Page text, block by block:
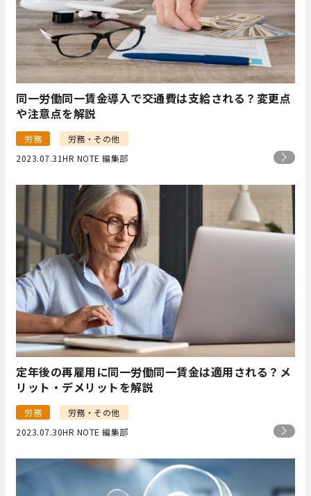
同一労働同一賃金導入で交通費は支給される？変更点
や注意点を解説
労務
労務・その他
2023.07.31HR NOTE 編集部
定年後の再雇用に同一労働同一賃金は適用される？メ
リット・デメリットを解説
労務
労務・その他
2023.07.30HR NOTE 編集部